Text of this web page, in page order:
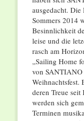
ausgedacht.
Sommers 2014
Besinnlichkeit
leise und die
rasch am
„Sailing Home
von SANTIANO
Weihnachtsfest.
deren Treue
werden sich
Terminen